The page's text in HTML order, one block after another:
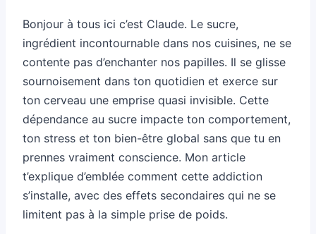
Bonjour à tous ici c’est Claude. Le sucre,
ingrédient incontournable dans nos cuisines, ne se
contente pas d’enchanter nos papilles. Il se glisse
sournoisement dans ton quotidien et exerce sur
ton cerveau une emprise quasi invisible. Cette
dépendance au sucre impacte ton comportement,
ton stress et ton bien-être global sans que tu en
prennes vraiment conscience. Mon article
t’explique d’emblée comment cette addiction
s’installe, avec des effets secondaires qui ne se
limitent pas à la simple prise de poids.